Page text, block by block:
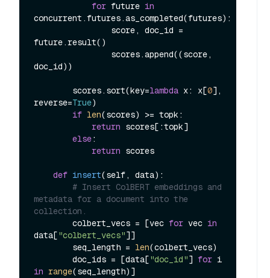
for future in
concurrent.futures.as_completed(futures):
future.result()
doc_id))
        scores.sort(key=
lambda x: x[0],
reverse=True)
if len(scores) >= topk:
return scores[:topk]
else:
return scores
def insert(self, data):
# Insert ColBERT embeddings and
metadata for a document into the
collection.
        colbert_vecs = [vec
for vec in
data["colbert_vecs"]]
        seq_length =
len(colbert_vecs)
        doc_ids = [data[
"doc_id"] for
in range(seq_length)]